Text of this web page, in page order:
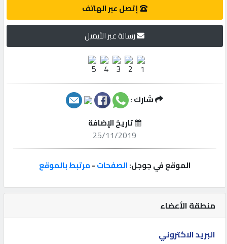
شركات
إعلانات
المنتدى
منطقة الأعضاء
البريد الاكتروني
إتصل عبر الهاتف
رسالة عبر الأيميل
شارك :
تاريخ الإضافة
25/11/2019
الموقع في جوجل:الصفحات-مرتبط بالموقع